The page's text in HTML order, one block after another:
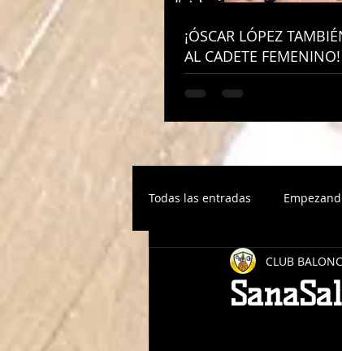
¡ÓSCAR LÓPEZ
AL CADETE FEMENINO!
¡ÓSCAR LÓPEZ
AL CADETE FEMENINO!
Todas las entradas
CLUB